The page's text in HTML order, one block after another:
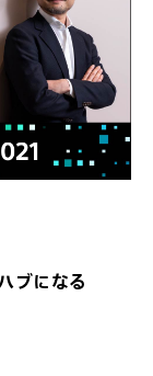
ブになる